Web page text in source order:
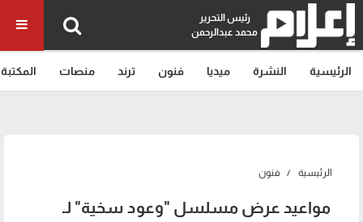
رئيس التحرير
محمد عبدالرحمن
الرئيسية النشرة ميديا فنون ترند منصات المكتبة
الرئيسية فنون
مواعيد عرض مسلسل "وعود سخية" لـ